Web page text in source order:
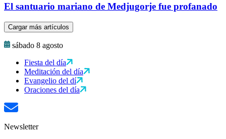
El santuario mariano de Medjugorje fue profanado
Cargar más artículos
sábado 8 agosto
Fiesta del día
Meditación del día
Evangelio del dí
Oraciones del día
Newsletter